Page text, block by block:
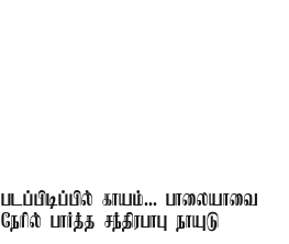
படப்பிடிப்பில் காயம்... பாலையாவை
நேரில் பார்த்த சந்திரபாபு நாயுடு